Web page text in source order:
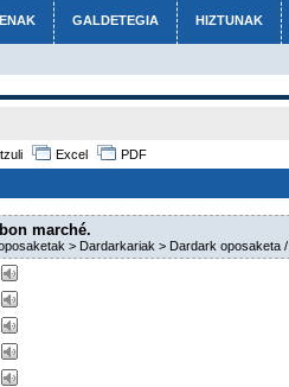
GALDETEGIA HIZTUNAK
Excel PDF
marché.
> Dardarkariak > Dardark oposaketa